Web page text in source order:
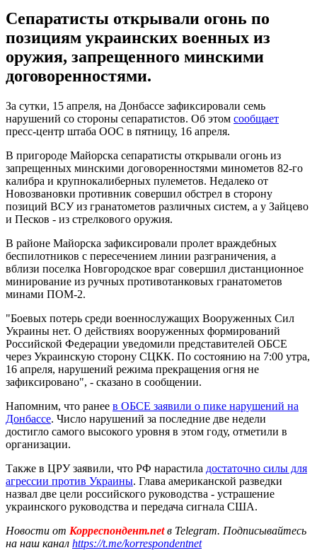
Сепаратисты открывали огонь по
позициям украинских военных из
оружия, запрещенного минскими
договоренностями.
За сутки, 15 апреля, на Донбассе зафиксировали семь
нарушений со стороны сепаратистов. Об этом сообщает
пресс-центр штаба ООС в пятницу, 16 апреля.
В пригороде Майорска сепаратисты открывали огонь из
запрещенных минскими договоренностями минометов 82-го
калибра и крупнокалиберных пулеметов. Недалеко от
Новозвановки противник совершил обстрел в сторону
позиций ВСУ из гранатометов различных систем, а у Зайцево
и Песков - из стрелкового оружия.
В районе Майорска зафиксировали пролет враждебных
беспилотников с пересечением линии разграничения, а
вблизи поселка Новгородское враг совершил дистанционное
минирование из ручных противотанковых гранатометов
минами ПОМ-2.
"Боевых потерь среди военнослужащих Вооруженных Сил
Украины нет. О действиях вооруженных формирований
Российской Федерации уведомили представителей ОБСЕ
через Украинскую сторону СЦКК. По состоянию на 7:00 утра,
16 апреля, нарушений режима прекращения огня не
зафиксировано", - сказано в сообщении.
Напомним, что ранее в ОБСЕ заявили о пике нарушений на
Донбассе. Число нарушений за последние две недели
достигло самого высокого уровня в этом году, отметили в
организации.
Также в ЦРУ заявили, что РФ нарастила достаточно силы для
агрессии против Украины. Глава американской разведки
назвал две цели российского руководства - устрашение
украинского руководства и передача сигнала США.
Новости от Корреспондент.netв Telegram. Подписывайтесь
на наш канал https://t.me/korrespondentnet